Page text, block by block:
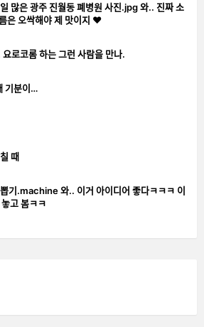
많은 광주 진월동 폐병원 사진.jpg 와.. 진짜 소
오싹해야 제 맛이지 ❤️
하는 그런 사람을 만나.
기분이…
때
뽑기.machine 와.. 이거 아이디어 좋다ㅋㅋㅋ 이
봄ㅋㅋ